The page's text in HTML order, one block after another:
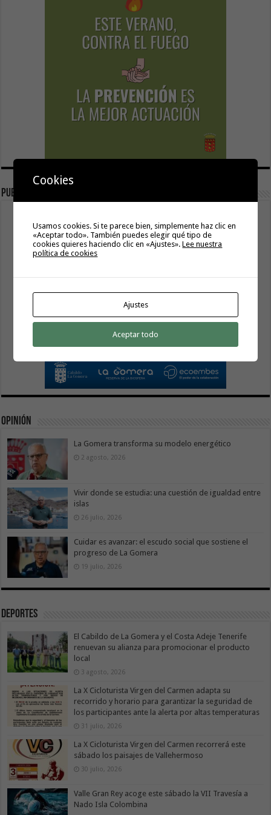
publicidad
Opinión
La Gomera transforma su modelo energético
2 agosto, 2026
Vivir donde se estudia: una cuestión de igualdad entre
islas
26 julio, 2026
Cuidar es avanzar: el escudo social que sostiene el
progreso de La Gomera
19 julio, 2026
Deportes
El Cabildo de La Gomera y el Costa Adeje Tenerife
renuevan su alianza para promocionar el producto
local
3 agosto, 2026
La X Cicloturista Virgen del Carmen adapta su
recorrido y horario para garantizar la seguridad de
los participantes ante la alerta por altas temperaturas
31 julio, 2026
La X Cicloturista Virgen del Carmen recorrerá este
sábado los paisajes de Vallehermoso
30 julio, 2026
Valle Gran Rey acoge este sábado la VII Travesía a
Nado Isla Colombina
Cookies
Usamos cookies. Si te parece bien, simplemente haz clic en
«Aceptar todo». También puedes elegir qué tipo de
cookies quieres haciendo clic en «Ajustes».Lee nuestra
política de cookies
Ajustes
Aceptar todo